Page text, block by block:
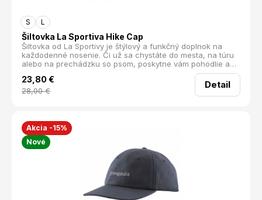
S L
Šiltovka La Sportiva Hike Cap
Šiltovka od La Sportivy je štýlový a funkčný doplnok na
každodenné nosenie. Či už sa chystáte do mesta, na túru
alebo na prechádzku so psom, poskytne vám pohodlie a
23,80 €
28,00€
Detail
Akcia -15%
Nové